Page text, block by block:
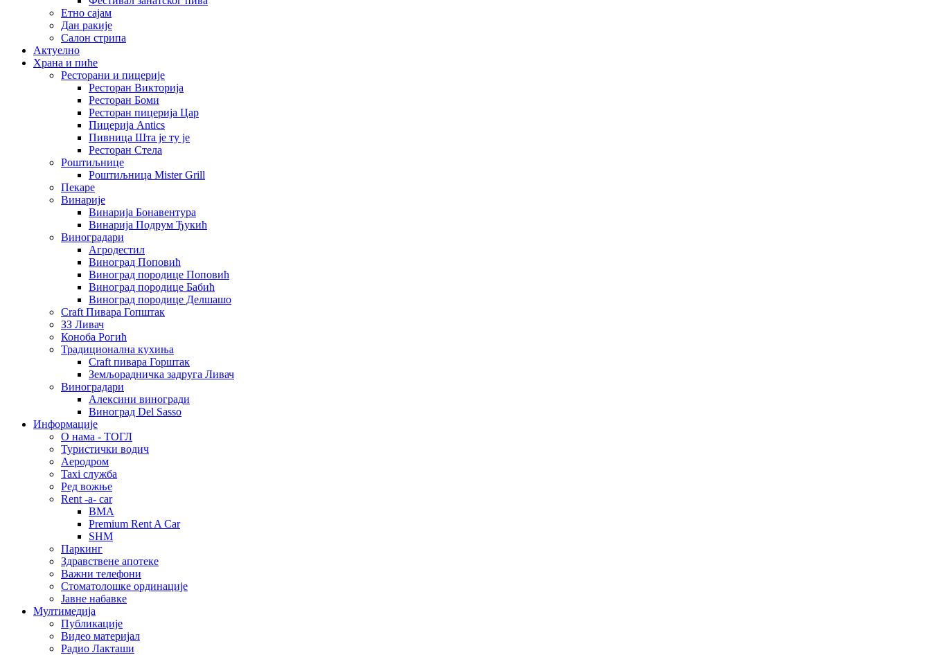
Етно сајам
Дан ракије
Салон стрипа
Актуелно
Храна и пиће
Ресторани и пицерије
Ресторан Викторија
Ресторан Боми
Ресторан пицерија Цар
Пицерија Аntics
Пивница Шта је ту је
Ресторан Стела
Роштиљнице
Роштиљница Mister Grill
Пекаре
Винарије
Винарија Бонавентура
Винарија Подрум Ђукић
Виноградари
Агродестил
Виноград Поповић
Виноград породице Поповић
Виноград породице Бабић
Виноград породице Делшашо
Craft Пивара Гопштак
ЗЗ Ливач
Коноба Рогић
Традиционална кухиња
Craft пивара Горштак
Земљорадничка задруга Ливач
Виноградари
Алексини виногради
Виноград Del Sasso
Информације
О нама - ТОГЛ
Туристички водич
Аеродром
Taxi служба
Ред вожње
Rent -a- car
BMA
Premium Rent A Car
SHM
Паркинг
Здравствене апотеке
Важни телефони
Стоматолошке ординације
Јавне набавке
Мултимедија
Публикације
Видео материјал
Радио Лакташи